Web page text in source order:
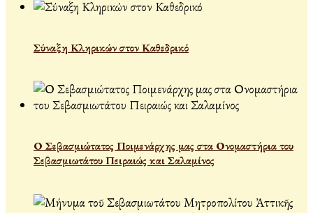
Σύναξη Κληρικών στον Καθεδρικό
Ο Σεβασμιώτατος Ποιμενάρχης μας στα Ονομαστήρια του
Σεβασμιωτάτου Πειραιώς και Σαλαμίνος